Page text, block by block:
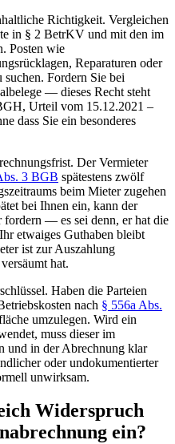
Richtigkeit. Vergleichen
in § 2 BetrKV und mit den im
Posten wie
Reparaturen oder
Fordern Sie bei
— dieses Recht steht
Urteil vom 15.12.2021 –
dass Sie ein besonderes
Der Vermieter
3 BGB spätestens zwölf
beim Mieter zugehen
bei Ihnen ein, kann der
fordern — es sei denn, er hat die
etwaiges Guthaben bleibt
ist zur Auszahlung
hat.
Haben die Parteien
nach § 556a Abs.
umzulegen. Wird ein
muss dieser im
und in der Abrechnung klar
oder undokumentierter
unwirksam.
Widerspruch
ein?